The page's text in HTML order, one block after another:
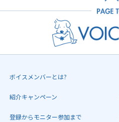
ボイスメンバーとは?
紹介キャンペーン
登録からモニター参加まで